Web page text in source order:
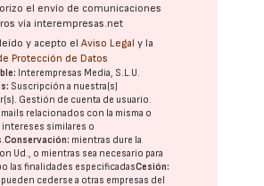
el envío de comunicaciones
vía interempresas.net
y acepto elAviso Legal y la
Protección de Datos
Interempresas Media, S.L.U.
Suscripción a nuestra(s)
Gestión de cuenta de usuario.
relacionados con la misma o
intereses similares o
Conservación: mientras dure la
Ud., o mientras sea necesario para
las finalidades especificadasCesión:
cederse a otras empresas del